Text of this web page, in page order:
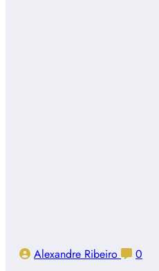
Alexandre Ribeiro 0